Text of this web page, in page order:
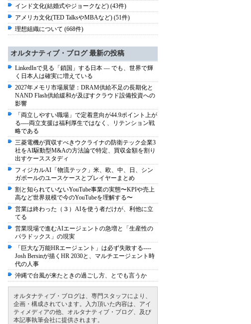
インド文化(結婚式やジョークなど) (43件)
アメリカ文化(TED TalksやMBAなど) (51件)
理想組織について (668件)
オルタナティブ・ブログ 最新の投稿
LinkedInで見る「鎖国」する日本 ― でも、世界で輝
く日本人は確実に増えている
2027年メモリ市場展望：DRAM供給不足の長期化と
NAND Flash供給緩和が及ぼすクラウド設備投資への
影響
「両立しやすい職場」で定着意向が44.9ポイント上が
る----両立支援は福利厚生ではなく、リテンション戦
略である
三菱電機が買収すべきウクライナの防衛テック企業3
社をAI駆動型M&Aの方法論で特定、買収金額を割り
出すケーススタディ
フィジカルAI「物流テック」米、欧、中、日、シン
ガポールのユースケースとプレイヤーまとめ
割と知られていないYouTube事業の実態〜KPIや売上
高など世界規模で今のYouTubeを理解する〜
営業は終わった（３）AIを使う者だけが、利他に立
てる
営業現場で進むAIエージェントの急増と「生産性の
パラドックス」の現実
「巨大な万能HRエージェント」は必ず失敗する----
Josh Bersinが描くHR 2030と、マルチエージェント時
代の人事
沖縄で台風が来たときの過ごし方、とでも言うか
オルタナティブ・ブログは、専門スタッフにより、
企画・構成されています。入力頂いた内容は、アイ
ティメディアの他、オルタナティブ・ブログ、及び
本記事執筆会社に提供されます。